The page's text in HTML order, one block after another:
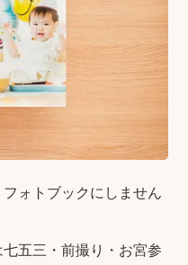
ォトブックにしません
五三・前撮り・お宮参